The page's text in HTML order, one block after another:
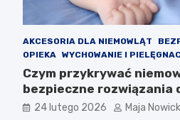
AKCESORIA DLA NIEMOWLĄT
OPIEKA WYCHOWANIE I
Czym przykrywać
bezpieczne rozwiązania
24 lutego 2026 Maja